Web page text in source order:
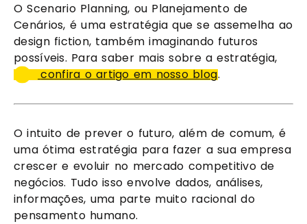
O Scenario Planning, ou Planejamento de
Cenários, é uma estratégia que se assemelha ao
design fiction, também imaginando futuros
possíveis. Para saber mais sobre a estratégia,
confira o artigo em nosso blog.
O intuito de prever o futuro, além de comum, é
uma ótima estratégia para fazer a sua empresa
crescer e evoluir no mercado competitivo de
negócios. Tudo isso envolve dados, análises,
informações, uma parte muito racional do
pensamento humano.